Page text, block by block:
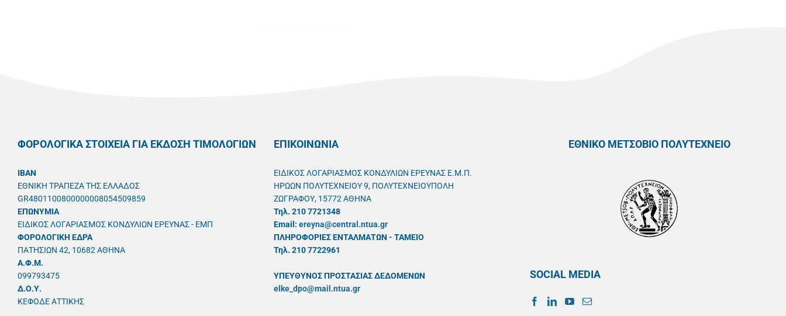
ΦΟΡΟΛΟΓΙΚΑ ΣΤΟΙΧΕΙΑ ΓΙΑ ΕΚΔΟΣΗ ΤΙΜΟΛΟΓΙΩΝ
IBAN
ΕΘΝΙΚΗ ΤΡΑΠΕΖΑ ΤΗΣ ΕΛΛΑΔΟΣ
GR4801100800000008054509859
ΕΠΩΝΥΜΙΑ
ΕΙΔΙΚΟΣ ΛΟΓΑΡΙΑΣΜΟΣ ΚΟΝΔΥΛΙΩΝ ΕΡΕΥΝΑΣ - ΕΜΠ
ΦΟΡΟΛΟΓΙΚΗ ΕΔΡΑ
ΠΑΤΗΣΙΩΝ 42, 10682 ΑΘΗΝΑ
A.Φ.Μ.
099793475
Δ.Ο.Υ.
ΚΕΦΟΔΕ ΑΤΤΙΚΗΣ
ΕΠΙΚΟΙΝΩΝΙΑ
ΕΙΔΙΚΟΣ ΛΟΓΑΡΙΑΣΜΟΣ ΚΟΝΔΥΛΙΩΝ ΕΡΕΥΝΑΣ Ε.Μ.Π.
ΗΡΩΩΝ ΠΟΛΥΤΕΧΝΕΙΟΥ 9, ΠΟΛΥΤΕΧΝΕΙΟΥΠΟΛΗ
ΖΩΓΡΑΦΟΥ, 15772 ΑΘΗΝΑ
Τηλ. 210 7721348
Email: ereyna@central.ntua.gr
ΠΛΗΡΟΦΟΡΙΕΣ ΕΝΤΑΛΜΑΤΩΝ - ΤΑΜΕΙΟ
Τηλ. 210 7722961
ΥΠΕΥΘYΝΟΣ ΠΡΟΣΤΑΣΙΑΣ ΔΕΔΟΜΕΝΩΝ
elke_dpo@mail.ntua.gr
ΕΘΝΙΚΟ ΜΕΤΣΟΒΙΟ ΠΟΛΥΤΕΧΝΕΙΟ
SOCIAL MEDIA